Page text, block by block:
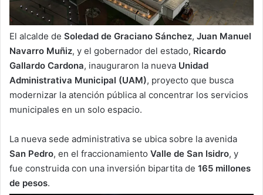
El alcalde de Soledad de Graciano Sánchez, Juan Manuel
Navarro Muñiz, y el gobernador del estado, Ricardo
Gallardo Cardona, inauguraron la nueva Unidad
Administrativa Municipal (UAM), proyecto que busca
modernizar la atención pública al concentrar los servicios
municipales en un solo espacio.
La nueva sede administrativa se ubica sobre la avenida
San Pedro, en el fraccionamiento Valle de San Isidro, y
fue construida con una inversión bipartita de 165 millones
de pesos.